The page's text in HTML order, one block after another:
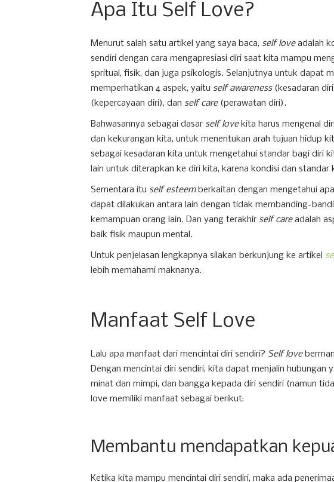
Apa Itu Self Love?
Menurut salah satu artikel yang saya baca, self loveadalah
sendiri dengan cara mengapresiasi diri saat kita mampu
spritual, fisik, dan juga psikologis. Selanjutnya untuk dapat
memperhatikan 4 aspek, yaitu self awareness (kesadaran
(kepercayaan diri), dan self care (perawatan diri).
Bahwasannya sebagai dasar self lovekita harus mengenal
dan kekurangan kita, untuk menentukan arah tujuan hidup
sebagai kesadaran kita untuk mengetahui standar bagi diri
lain untuk diterapkan ke diri kita, karena kondisi dan
Sementara itu self esteemberkaitan dengan mengetahui
dapat dilakukan antara lain dengan tidak membanding-
kemampuan orang lain. Dan yang terakhir self careadalah
baik fisik maupun mental.
Untuk penjelasan lengkapnya silakan berkunjung ke artikel
lebih memahami maknanya.
Manfaat Self Love
Lalu apa manfaat dari mencintai diri sendiri? Self love
Dengan mencintai diri sendiri, kita dapat menjalin hubungan
minat dan mimpi, dan bangga kepada diri sendiri (namun
love memiliki manfaat sebagai berikut:
Membantu mendapatkan
Ketika kita mampu mencintai diri sendiri, maka ada